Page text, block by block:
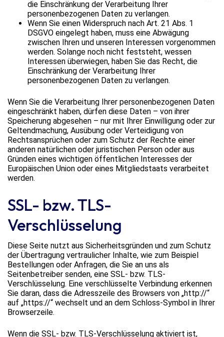
die Einschränkung der Verarbeitung Ihrer
personenbezogenen Daten zu verlangen.
Wenn Sie einen Widerspruch nach Art. 21 Abs. 1
DSGVO eingelegt haben, muss eine Abwägung
zwischen Ihren und unseren Interessen vorgenommen
werden. Solange noch nicht feststeht, wessen
Interessen überwiegen, haben Sie das Recht, die
Einschränkung der Verarbeitung Ihrer
personenbezogenen Daten zu verlangen.
Wenn Sie die Verarbeitung Ihrer personenbezogenen Daten
eingeschränkt haben, dürfen diese Daten – von ihrer
Speicherung abgesehen – nur mit Ihrer Einwilligung oder zur
Geltendmachung, Ausübung oder Verteidigung von
Rechtsansprüchen oder zum Schutz der Rechte einer
anderen natürlichen oder juristischen Person oder aus
Gründen eines wichtigen öffentlichen Interesses der
Europäischen Union oder eines Mitgliedstaats verarbeitet
werden.
SSL- bzw. TLS-
Verschlüsselung
Diese Seite nutzt aus Sicherheitsgründen und zum Schutz
der Übertragung vertraulicher Inhalte, wie zum Beispiel
Bestellungen oder Anfragen, die Sie an uns als
Seitenbetreiber senden, eine SSL- bzw. TLS-
Verschlüsselung. Eine verschlüsselte Verbindung erkennen
Sie daran, dass die Adresszeile des Browsers von „http://“
auf „https://“ wechselt und an dem Schloss-Symbol in Ihrer
Browserzeile.
Wenn die SSL- bzw. TLS-Verschlüsselung aktiviert ist,